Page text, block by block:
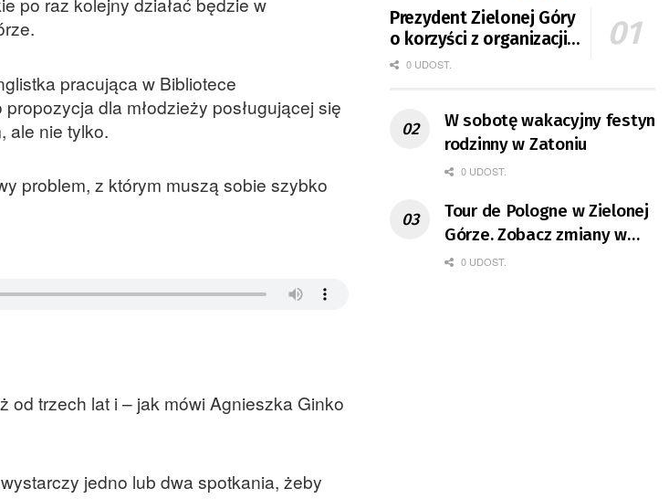
pracująca w Bibliotece
dla młodzieży posługującej się
ale nie tylko.
problem, z którym muszą sobie szybko
od trzech lat i – jak mówi Agnieszka Ginko
jedno lub dwa spotkania, żeby
Prezydent Zielonej Góry
o korzyści z organizacji
mety Tour de Pologne
0 UDOST.
W sobotę wakacyjny festyn
rodzinny w Zatoniu
0 UDOST.
Tour de Pologne w Zielonej
Górze. Zobacz zmiany w
organizacji ruchu
0 UDOST.